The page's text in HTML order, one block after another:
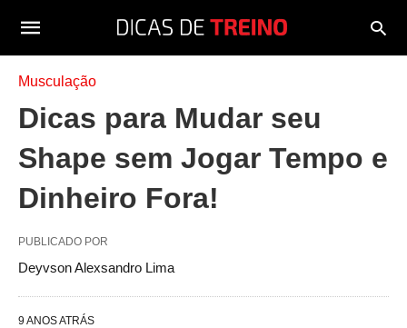
Musculação
Dicas para Mudar seu
Shape sem Jogar Tempo e
Dinheiro Fora!
PUBLICADO POR
Deyvson Alexsandro Lima
9 ANOS ATRÁS